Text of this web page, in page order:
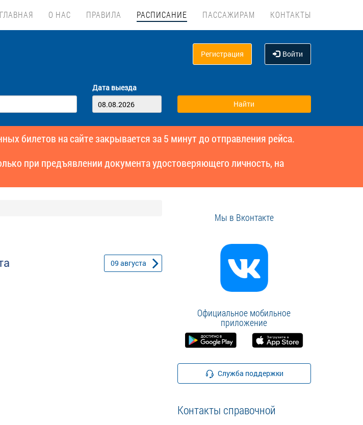
ГЛАВНАЯ О НАС ПРАВИЛА РАСПИСАНИЕ ПАССАЖИРАМ КОНТАКТЫ
Регистрация Войти
Дата выезда
билетов на сайте закрывается за 5 минут до отправления рейса.
при предъявлении документа удостоверяющего личность, на
09 августа
Мы в Вконтакте
Официальное мобильное
приложение
Служба поддержки
Контакты справочной